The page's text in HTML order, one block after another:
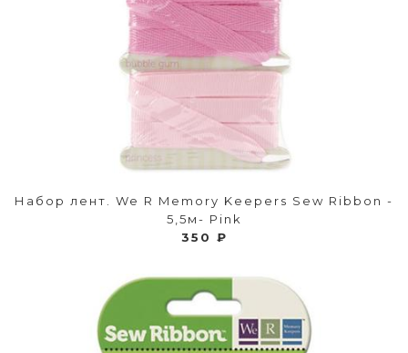
Набор лент. We R Memory Keepers Sew Ribbon -
5,5м- Pink
350 ₽